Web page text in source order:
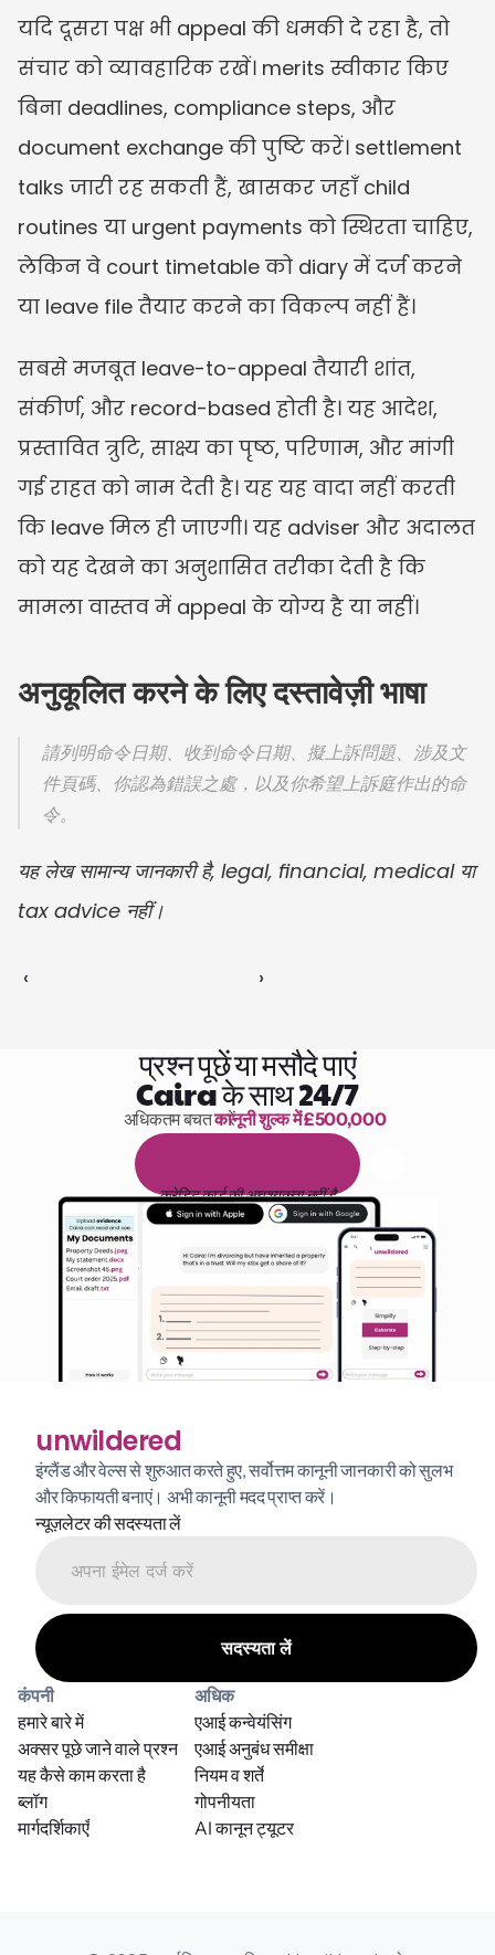
यदि दूसरा पक्ष भी appeal की धमकी दे रहा है, तो
संचार को व्यावहारिक रखें। merits स्वीकार किए
बिना deadlines, compliance steps, और
document exchange की पुष्टि करें। settlement
talks जारी रह सकती हैं, खासकर जहाँ child
routines या urgent payments को स्थिरता चाहिए,
लेकिन वे court timetable को diary में दर्ज करने
या leave file तैयार करने का विकल्प नहीं हैं।
सबसे मजबूत leave-to-appeal तैयारी शांत,
संकीर्ण, और record-based होती है। यह आदेश,
प्रस्तावित त्रुटि, साक्ष्य का पृष्ठ, परिणाम, और मांगी
गई राहत को नाम देती है। यह यह वादा नहीं करती
कि leave मिल ही जाएगी। यह adviser और अदालत
को यह देखने का अनुशासित तरीका देती है कि
मामला वास्तव में appeal के योग्य है या नहीं।
अनुकूलित करने के लिए दस्तावेज़ी भाषा
請列明命令日期、收到命令日期、擬上訴問題、涉及文
件頁碼、你認為錯誤之處，以及你希望上訴庭作出的命
令。
यह लेख सामान्य जानकारी है, legal, financial, medical या
tax advice नहीं।
‹ ›
प्रश्न पूछें या मसौदे पाएं
Caira के साथ 24/7
पढ़ने के 1,000 घंटे
अधिकतम बचत करें कानूनी शुल्क में £500,000
िन यल
क्रेडिट कार्ड की आवश्यकता नहीं है
unwildered
इंग्लैंड और वेल्स से शुरुआत करते हुए, सर्वोत्तम कानूनी जानकारी को सुलभ
और किफायती बनाएं। अभी कानूनी मदद प्राप्त करें।
न्यूज़लेटर की सदस्यता लें
कंपनी
हमारे बारे में
अक्सर पूछे जाने वाले प्रश्न
यह कैसे काम करता है
ब्लॉग
मार्गदर्शिकाएँ
अधिक
नियम व शर्तें
एआई अनुबंध समीक्षा
AI कानून ट्यूटर
गोपनीयता
एआई कन्वेयंसिंग